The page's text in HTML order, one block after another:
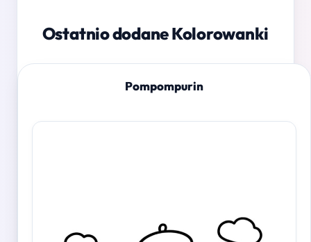
Ostatnio dodane Kolorowanki
Pompompurin